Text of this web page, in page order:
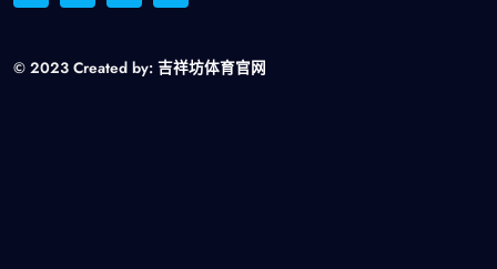
© 2023 Created by: 吉祥坊体育官网